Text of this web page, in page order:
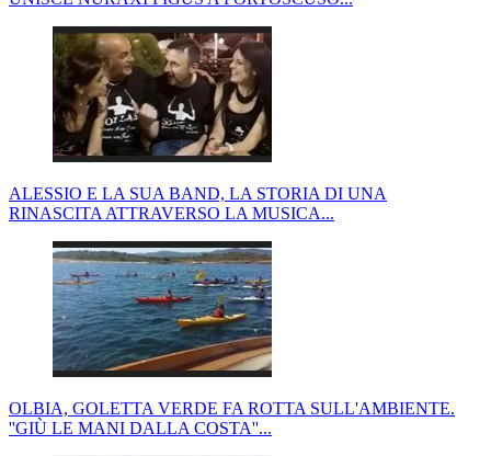
ALESSIO E LA SUA BAND, LA STORIA DI UNA
RINASCITA ATTRAVERSO LA MUSICA...
OLBIA, GOLETTA VERDE FA ROTTA SULL'AMBIENTE.
''GIÙ LE MANI DALLA COSTA''...